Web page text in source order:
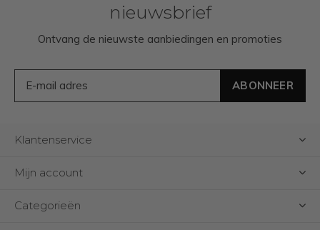
nieuwsbrief
Ontvang de nieuwste aanbiedingen en promoties
ABONNEER
Klantenservice
Mijn account
Categorieën